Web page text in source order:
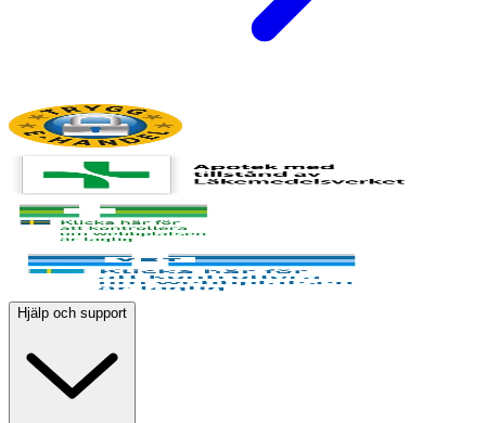
Hjälp och support